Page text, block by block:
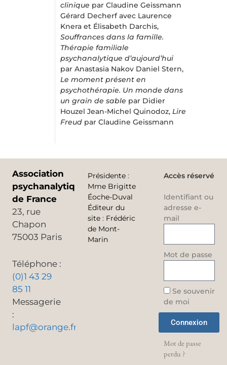
clinique par Claudine Geissmann
Gérard Decherf avec Laurence
Knera et Élisabeth Darchis,
Souffrances dans la famille.
Thérapie familiale
psychanalytique d’aujourd’hui
par Anastasia Nakov Daniel Stern,
Le moment présent en
psychothérapie. Un monde dans
un grain de sable par Didier
Houzel Jean-Michel Quinodoz, Lire
Freudpar Claudine Geissmann
Association
psychanalytique
de France
23, rue
Chapon
75003 Paris
Téléphone :
(0)1 43 29
85 11
Messagerie
:
lapf@orange.fr
Présidente :
Mme Brigitte
Éoche-Duval
Éditeur du
site : Frédéric
de Mont-
Marin
Accès réservé
Identifiant ou
adresse e-
mail
Mot de passe
Se souvenir
de moi
Connexion
Mot de passe
perdu ?